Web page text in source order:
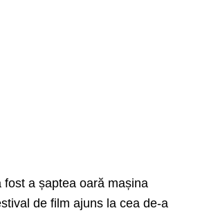
fost a șaptea oară mașina
de film ajuns la cea de-a